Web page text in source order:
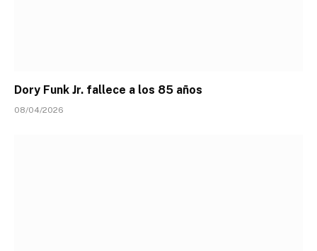
Dory Funk Jr. fallece a los 85 años
08/04/2026